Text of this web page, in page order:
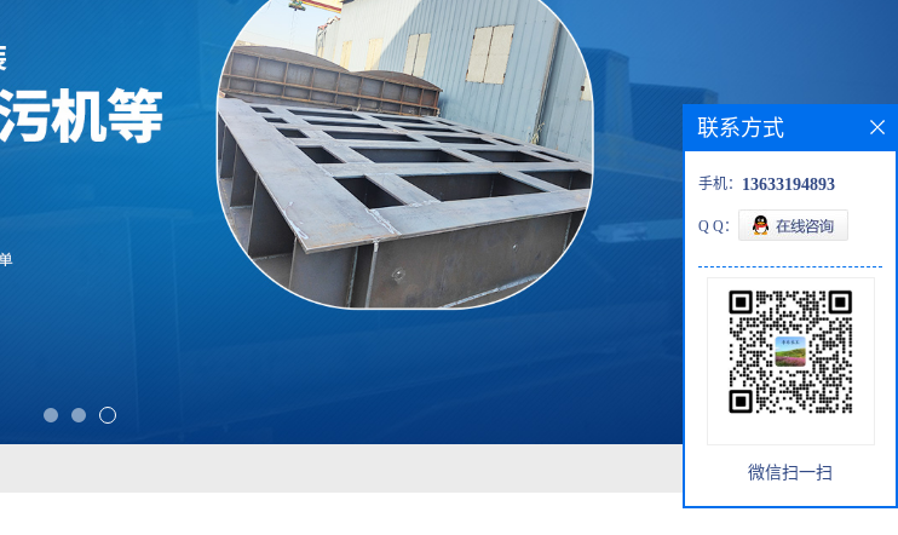
联系方式
手机： 13633194893
Q Q：
微信扫一扫